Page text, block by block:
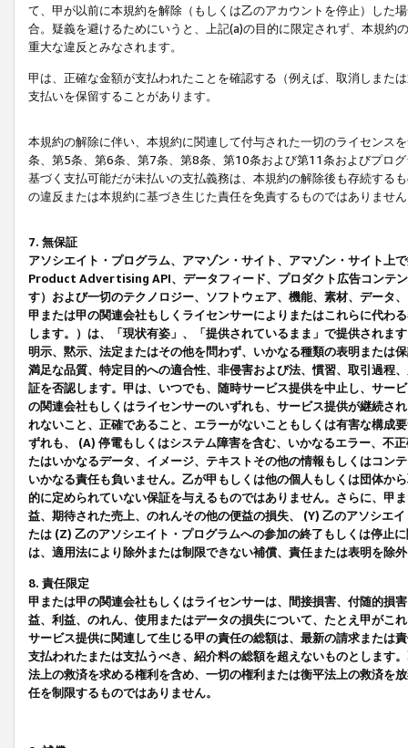
て、甲が以前に本規約を解除（もしくは乙のアカウントを停止）した
合。疑義を避けるためにいうと、上記(a)の目的に限定されず、本規
重大な違反とみなされます。
甲は、正確な金額が支払われたことを確認する（例えば、取消しまた
支払いを保留することがあります。
本規約の解除に伴い、本規約に関連して付与された一切のライセンス
条、第5条、第6条、第7条、第8条、第10条および第11条およびプロ
基づく支払可能だが未払いの支払義務は、本規約の解除後も存続する
の違反または本規約に基づき生じた責任を免責するものではありませ
7. 無保証
アソシエイト・プログラム、アマゾン・サイト、アマゾン・サイト上
Product Advertising API、データフィード、プロダクト広告コンテ
す）および一切のテクノロジー、ソフトウェア、機能、素材、データ
甲または甲の関連会社もしくライセンサーによりまたはこれらに代わ
します。）は、「現状有姿」、「提供されているまま」で提供されま
明示、黙示、法定またはその他を問わず、いかなる種類の表明または
満足な品質、特定目的への適合性、非侵害および法、慣習、取引過程
証を否認します。甲は、いつでも、随時サービス提供を中止し、サー
の関連会社もしくはライセンサーのいずれも、サービス提供が継続さ
れないこと、正確であること、エラーがないこともしくは有害な構成
ずれも、 (A) 停電もしくはシステム障害を含む、いかなるエラー、不
たはいかなるデータ、イメージ、テキストその他の情報もしくはコン
いかなる責任も負いません。乙が甲もしくは他の個人もしくは団体か
的に定められていない保証を与えるものではありません。さらに、甲
益、期待された売上、のれんその他の便益の損失、 (Y) 乙のアソシエ
たは (Z) 乙のアソシエイト・プログラムへの参加の終了もしくは停止
は、適用法により除外または制限できない補償、責任または表明を除
8. 責任限定
甲または甲の関連会社もしくはライセンサーは、間接損害、付随的損
益、利益、のれん、使用またはデータの損失について、たとえ甲がこ
サービス提供に関連して生じる甲の責任の総額は、最新の請求または
支払われたまたは支払うべき、紹介料の総額を超えないものとします
法上の救済を求める権利を含め、一切の権利または衡平法上の救済を
任を制限するものではありません。